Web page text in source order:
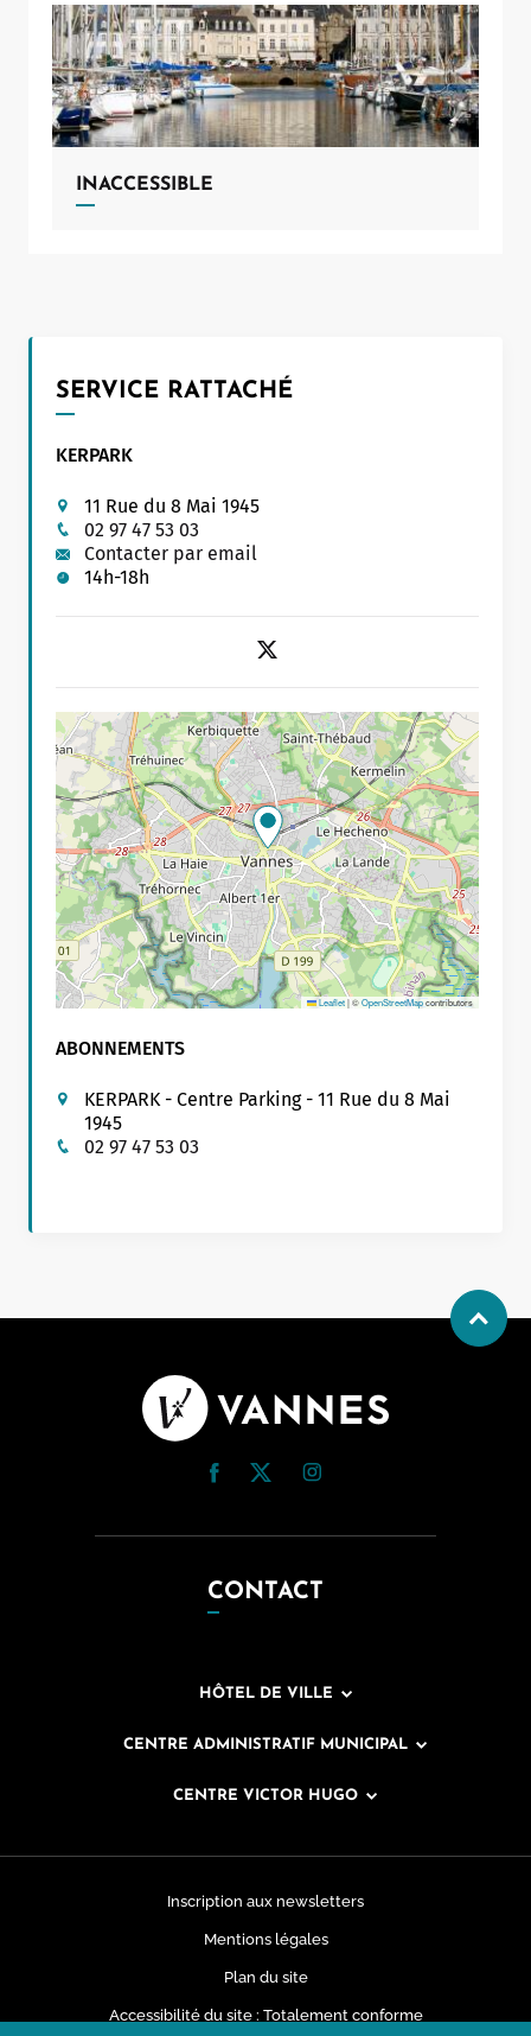
INACCESSIBLE
SERVICE RATTACHÉ
KERPARK
11 Rue du 8 Mai 1945
02 97 47 53 03
Contacter par email
14h-18h
Leaflet|©OpenStreetMapcontributors
ABONNEMENTS
KERPARK - Centre Parking - 11 Rue du 8 Mai
1945
02 97 47 53 03
CONTACT
HÔTEL DE VILLE
CENTRE ADMINISTRATIF MUNICIPAL
CENTRE VICTOR HUGO
Inscription aux newsletters
Mentions légales
Plan du site
Accessibilité du site : Totalement conforme